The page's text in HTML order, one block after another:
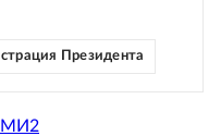
Президента